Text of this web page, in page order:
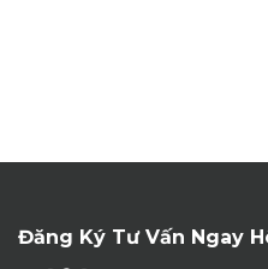
Đăng Ký Tư Vấn Ngay